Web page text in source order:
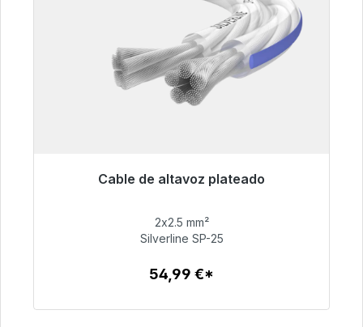
Cable de altavoz plateado
Listo para envío inmediato, plazo de entrega
54,99 €
2x2.5 mm²
Silverline SP-25
54,99 €*